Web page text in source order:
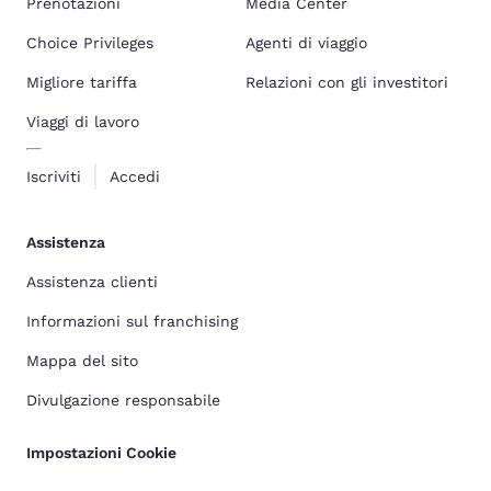
Choice Privileges
Migliore tariffa
Viaggi di lavoro
Iscriviti Accedi
Agenti di viaggio
Relazioni con gli investitori
Assistenza
Assistenza clienti
Informazioni sul franchising
Mappa del sito
Divulgazione responsabile
Impostazioni Cookie